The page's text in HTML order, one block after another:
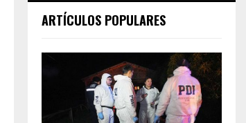
ARTÍCULOS POPULARES